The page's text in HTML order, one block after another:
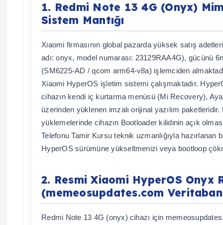
1. Redmi Note 13 4G (Onyx)
Sistem Mantığı
Xiaomi firmasının global pazarda yüksek satış
adı: onyx, model numarası: 23129RAA4G), gücünü
(SM6225-AD / qcom arm64-v8a) işlemciden
Xiaomi HyperOS işletim sistemi çalışmaktadır.
cihazın kendi iç kurtarma menüsü (Mi Recovery),
üzerinden yüklenen imzalı orijinal yazılım
yüklemelerinde cihazın Bootloader kilidinin açık
Telefonu Tamir Kursu teknik uzmanlığıyla hazırlanan
HyperOS sürümüne yükseltmenizi veya bootloop
2. Resmi Xiaomi HyperOS Onyx
(memeosupdates.com
Redmi Note 13 4G (onyx) cihazı için